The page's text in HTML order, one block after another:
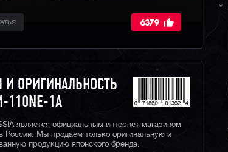
6379
И ОРИГИНАЛЬНОСТЬ
110NE-1A
является официальным интернет-магазином
России. Мы продаем только оригинальную и
продукцию японского бренда.